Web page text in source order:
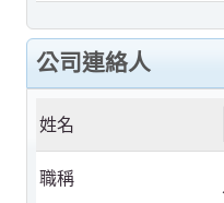
公司連絡人
姓名
職稱